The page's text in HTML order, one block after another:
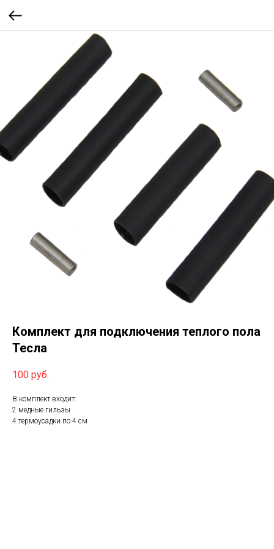
Комплект для подключения теплого пола
Тесла
100 руб.
В комплект входит:
2 медные гильзы
4 термоусадки по 4 см